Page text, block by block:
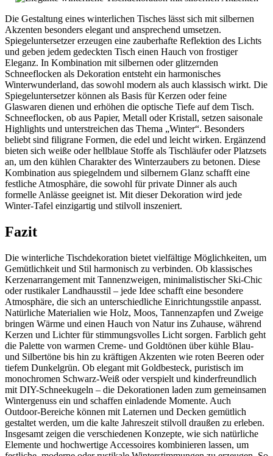
Die Gestaltung eines winterlichen Tisches lässt sich mit silbernen
Akzenten besonders elegant und ansprechend umsetzen.
Spiegeluntersetzer erzeugen eine zauberhafte Reflektion des Lichts
und geben jedem gedeckten Tisch einen Hauch von frostiger
Eleganz. In Kombination mit silbernen oder glitzernden
Schneeflocken als Dekoration entsteht ein harmonisches
Winterwunderland, das sowohl modern als auch klassisch wirkt. Die
Spiegeluntersetzer können als Basis für Kerzen oder feine
Glaswaren dienen und erhöhen die optische Tiefe auf dem Tisch.
Schneeflocken, ob aus Papier, Metall oder Kristall, setzen saisonale
Highlights und unterstreichen das Thema „Winter“. Besonders
beliebt sind filigrane Formen, die edel und leicht wirken. Ergänzend
bieten sich weiße oder hellblaue Stoffe als Tischläufer oder Platzsets
an, um den kühlen Charakter des Winterzaubers zu betonen. Diese
Kombination aus spiegelndem und silbernem Glanz schafft eine
festliche Atmosphäre, die sowohl für private Dinner als auch
formelle Anlässe geeignet ist. Mit dieser Dekoration wird jede
Winter-Tafel einzigartig und stilvoll inszeniert.
Fazit
Die winterliche Tischdekoration bietet vielfältige Möglichkeiten, um
Gemütlichkeit und Stil harmonisch zu verbinden. Ob klassisches
Kerzenarrangement mit Tannenzweigen, minimalistischer Ski-Chic
oder rustikaler Landhausstil – jede Idee schafft eine besondere
Atmosphäre, die sich an unterschiedliche Einrichtungsstile anpasst.
Natürliche Materialien wie Holz, Moos, Tannenzapfen und Zweige
bringen Wärme und einen Hauch von Natur ins Zuhause, während
Kerzen und Lichter für stimmungsvolles Licht sorgen. Farblich geht
die Palette von warmen Creme- und Goldtönen über kühle Blau-
und Silbertöne bis hin zu kräftigen Akzenten wie roten Beeren oder
tiefem Dunkelgrün. Ob elegant mit Goldbesteck, puristisch im
monochromen Schwarz-Weiß oder verspielt und kinderfreundlich
mit DIY-Schneekugeln – die Dekorationen laden zum gemeinsamen
Wintergenuss ein und schaffen einladende Momente. Auch
Outdoor-Bereiche können mit Laternen und Decken gemütlich
gestaltet werden, um die kalte Jahreszeit stilvoll draußen zu erleben.
Insgesamt zeigen die verschiedenen Konzepte, wie sich natürliche
Elemente und hochwertige Accessoires kombinieren lassen, um